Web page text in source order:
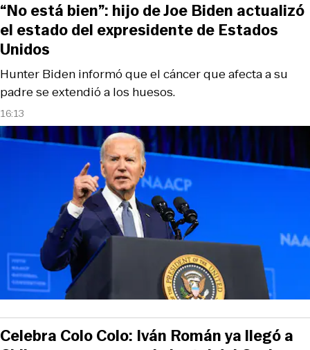
16:13
Hunter Biden informó que el cáncer que afecta a su
padre se extendió a los huesos.
“No está bien”: hijo de Joe Biden actualizó
el estado del expresidente de Estados
Unidos
Celebra Colo Colo: Iván Román ya llegó a